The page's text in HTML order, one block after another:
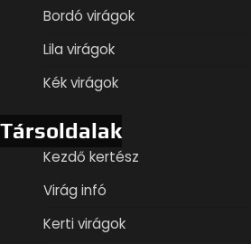
Bordó virágok
Lila virágok
Kék virágok
Társoldalak
Kezdő kertész
Virág infó
Kerti virágok